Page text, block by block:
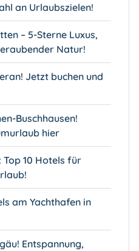
an Urlaubszielen!
– 5-Sterne Luxus,
Natur!
Jetzt buchen und
Buschhausen!
hier
10 Hotels für
am Yachthafen in
Entspannung,